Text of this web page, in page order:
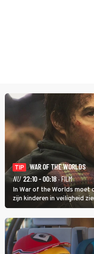
TIP
WAR OF THE WORLDS
NU 22:10 - 00:18· FILM
In War of the Worlds moet
zijn kinderen in veiligheid
aanvallen.